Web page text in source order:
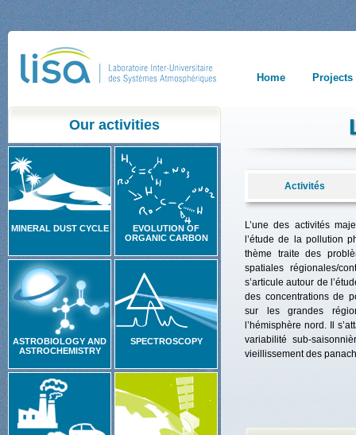
Home Projects
Our activities
MINERAL DUST CYCLE
EVOLUTION OF
ORGANIC CARBON
ASTROBIOLOGY AND
ASTROCHEMISTRY
SPECTROSCOPY
Activités
L’une des activités
l’étude de la pollution
thème traite des
spatiales régionales/
s’articule autour de
des concentrations de
sur les grandes
l’hémisphère nord. Il
variabilité sub-
vieillissement des